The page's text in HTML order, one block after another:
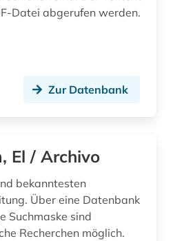
Datei abgerufen werden.
Zur Datenbank
País.com, El / Archivo
bekanntesten
Über eine Datenbank
Suchmaske sind
Recherchen möglich.